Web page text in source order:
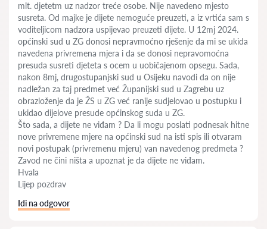
mlt. djetetm uz nadzor treće osobe. Nije navedeno mjesto
susreta. Od majke je dijete nemoguće preuzeti, a iz vrtića sam s
voditeljicom nadzora uspijevao preuzeti dijete. U 12mj 2024.
općinski sud u ZG donosi nepravmoćno rješenje da mi se ukida
navedena privremena mjera i da se donosi nepravomoćna
presuda susreti djeteta s ocem u uobičajenom opsegu. Sada,
nakon 8mj, drugostupanjski sud u Osijeku navodi da on nije
nadležan za taj predmet već Županijski sud u Zagrebu uz
obrazloženje da je ŽS u ZG već ranije sudjelovao u postupku i
ukidao dijelove presude općinskog suda u ZG.
Što sada, a dijete ne viđam ? Da li mogu poslati podnesak hitne
nove privremene mjere na općinski sud na isti spis ili otvaram
novi postupak (privremenu mjeru) van navedenog predmeta ?
Zavod ne čini ništa a upoznat je da dijete ne viđam.
Hvala
Lijep pozdrav
Idi na odgovor